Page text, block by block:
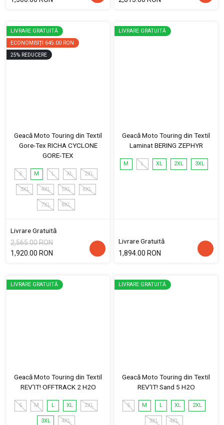
LIVRARE GRATUITĂ
ECONOMISIȚI 645.00 RON
25% REDUCERE
Geacă Moto Touring din Textil
Gore-Tex RICHA CYCLONE
GORE-TEX
S M L XL 2XL
3XL 4XL 5XL 6XL
7XL 8XL
Livrare Gratuită
2,565.00 RON
1,920.00 RON
LIVRARE GRATUITĂ
Geacă Moto Touring din Textil
Laminat BERING ZEPHYR
M L XL 2XL 3XL
Livrare Gratuită
1,894.00 RON
LIVRARE GRATUITĂ
Geacă Moto Touring din Textil
REV'IT! OFFTRACK 2 H2O
S M L XL 2XL
3XL 4XL
LIVRARE GRATUITĂ
Geacă Moto Touring din Textil
REV'IT! Sand 5 H2O
S M L XL 2XL
3XL 4XL